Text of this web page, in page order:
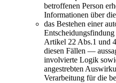
betroffenen Person
Informationen über
das Bestehen einer
Artikel 22 Abs.1 und
diesen Fällen —
involvierte Logik
angestrebten
Verarbeitung für die